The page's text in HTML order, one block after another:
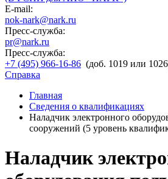
E-mail:
nok-nark@nark.ru
Пресс-служба:
pr@nark.ru
Пресс-служба:
+7 (495) 966-16-86 (доб. 1019 или
Справка
Главная
Сведения о квалификациях
Наладчик электронного
сооружений (5 уровень
Наладчик